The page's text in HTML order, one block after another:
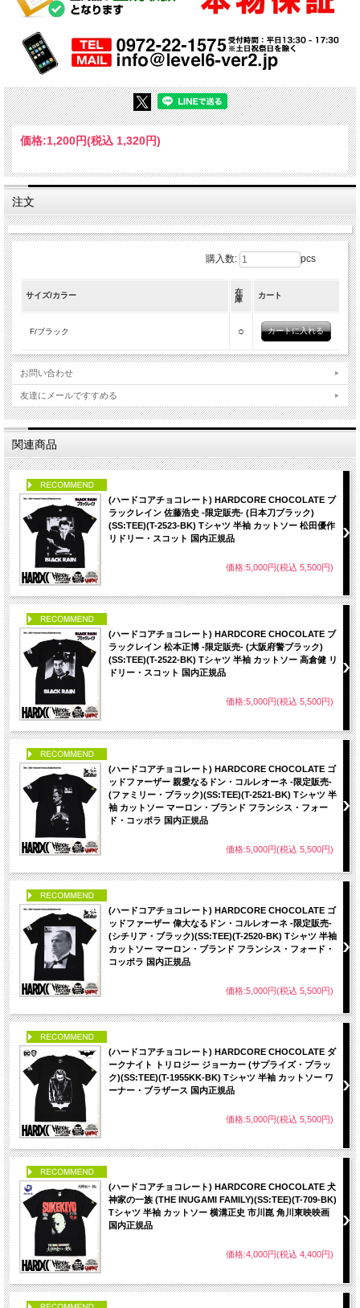
価格:1,200円(税込 1,320円)
注文
購入数: pcs
サイズ/カラー
在
庫
カート
F/ブラック ○
お問い合わせ
友達にメールですすめる
関連商品
(ハードコアチョコレート) HARDCORE CHOCOLATE ブ
ラックレイン 佐藤浩史 -限定販売- (日本刀ブラック)
(SS:TEE)(T-2523-BK) Tシャツ 半袖 カットソー 松田優作
リドリー・スコット 国内正規品
価格:5,000円(税込 5,500円)
(ハードコアチョコレート) HARDCORE CHOCOLATE ブ
ラックレイン 松本正博 -限定販売- (大阪府警ブラック)
(SS:TEE)(T-2522-BK) Tシャツ 半袖 カットソー 高倉健 リ
ドリー・スコット 国内正規品
価格:5,000円(税込 5,500円)
(ハードコアチョコレート) HARDCORE CHOCOLATE ゴ
ッドファーザー 親愛なるドン・コルレオーネ -限定販売-
(ファミリー・ブラック)(SS:TEE)(T-2521-BK) Tシャツ 半
袖 カットソー マーロン・ブランド フランシス・フォー
ド・コッポラ 国内正規品
価格:5,000円(税込 5,500円)
(ハードコアチョコレート) HARDCORE CHOCOLATE ゴ
ッドファーザー 偉大なるドン・コルレオーネ -限定販売-
(シチリア・ブラック)(SS:TEE)(T-2520-BK) Tシャツ 半袖
カットソー マーロン・ブランド フランシス・フォード・
コッポラ 国内正規品
価格:5,000円(税込 5,500円)
(ハードコアチョコレート) HARDCORE CHOCOLATE ダ
ークナイト トリロジー ジョーカー (サプライズ・ブラッ
ク)(SS:TEE)(T-1955KK-BK) Tシャツ 半袖 カットソー ワ
ーナー・ブラザース 国内正規品
価格:5,000円(税込 5,500円)
(ハードコアチョコレート) HARDCORE CHOCOLATE 犬
神家の一族 (THE INUGAMI FAMILY)(SS:TEE)(T-709-BK)
Tシャツ 半袖 カットソー 横溝正史 市川崑 角川東映映画
国内正規品
価格:4,000円(税込 4,400円)